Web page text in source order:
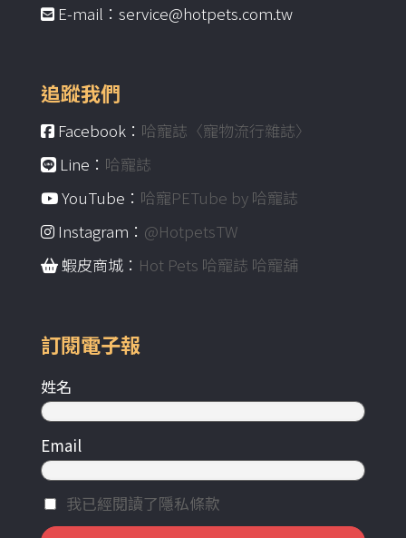
E-mail：service@hotpets.com.tw
追蹤我們
Facebook： 哈寵誌〈寵物流行雜誌〉
Line： 哈寵誌
YouTube： 哈寵PETube by 哈寵誌
Instagram： @HotpetsTW
蝦皮商城： Hot Pets 哈寵誌 哈寵舖
訂閱電子報
姓名
Email
我已經閱讀了隱私條款